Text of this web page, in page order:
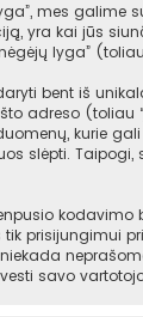
mes
yra kai jūs
lyga”
bent iš
adreso
kurie
slėpti.
prisijungimui
savo